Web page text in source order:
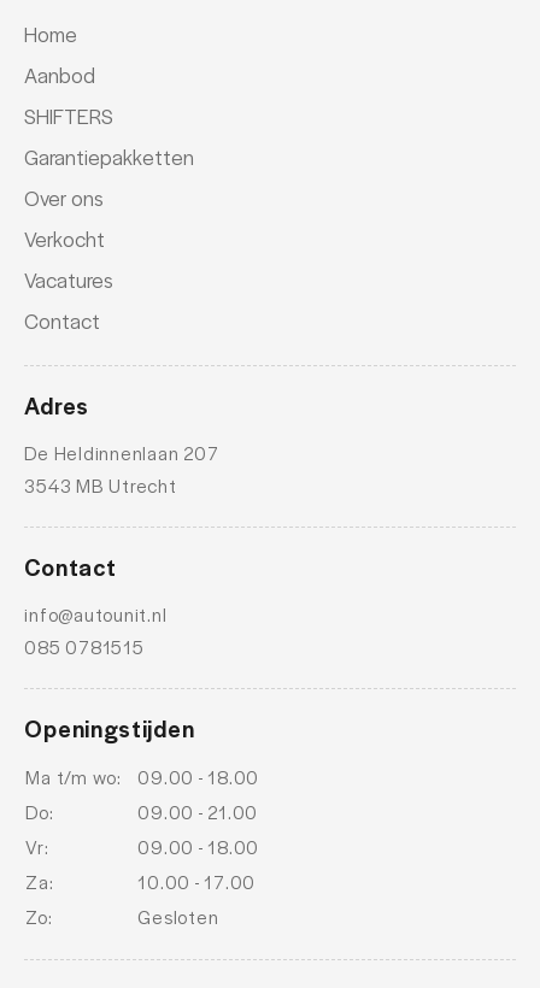
Home
Aanbod
SHIFTERS
Garantiepakketten
Over ons
Verkocht
Vacatures
Contact
Adres
De Heldinnenlaan 207
3543 MB Utrecht
Contact
info@autounit.nl
085 0781515
Openingstijden
Ma t/m wo:
09.00 - 18.00
Do:
09.00 - 21.00
Vr:
09.00 - 18.00
Za:
10.00 - 17.00
Zo:
Gesloten